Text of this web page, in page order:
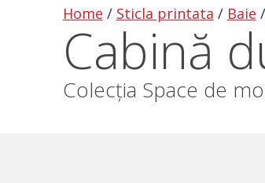
Home / Sticla printata / Baie /
Cabină
Colecția Space de